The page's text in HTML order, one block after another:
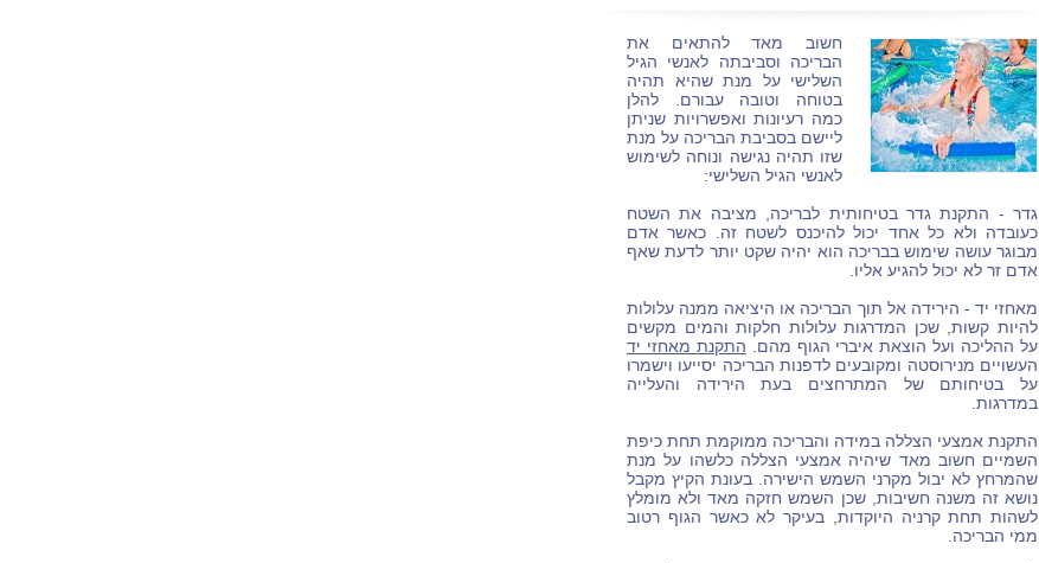
חשוב מאד להתאים את
הבריכה וסביבתה לאנשי הגיל
השלישי על מנת שהיא תהיה
בטוחה וטובה עבורם. להלן
כמה רעיונות ואפשרויות שניתן
ליישם בסביבת הבריכה על מנת
שזו תהיה נגישה ונוחה לשימוש
לאנשי הגיל השלישי:
גדר - התקנת גדר בטיחותית לבריכה, מציבה את השטח
כעובדה ולא כל אחד יכול להיכנס לשטח זה. כאשר אדם
מבוגר עושה שימוש בבריכה הוא יהיה שקט יותר לדעת שאף
אדם זר לא יכול להגיע אליו.
מאחזי יד - הירידה אל תוך הבריכה או היציאה ממנה עלולות
להיות קשות, שכן המדרגות עלולות חלקות והמים מקשים
על ההליכה ועל הוצאת איברי הגוף מהם. התקנת מאחזי יד
העשויים מנירוסטה ומקובעים לדפנות הבריכה יסייעו וישמרו
על בטיחותם של המתרחצים בעת הירידה והעלייה
במדרגות.
התקנת אמצעי הצללה במידה והבריכה ממוקמת תחת כיפת
השמיים חשוב מאד שיהיה אמצעי הצללה כלשהו על מנת
שהמרחץ לא יבול מקרני השמש הישירה. בעונת הקיץ מקבל
נושא זה משנה חשיבות, שכן השמש חזקה מאד ולא מומלץ
לשהות תחת קרניה היוקדות, בעיקר לא כאשר הגוף רטוב
ממי הבריכה.